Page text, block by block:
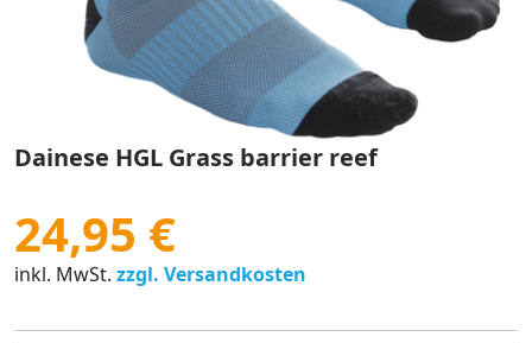
Dainese HGL Grass barrier reef
24,95 €
inkl. MwSt. zzgl. Versandkosten